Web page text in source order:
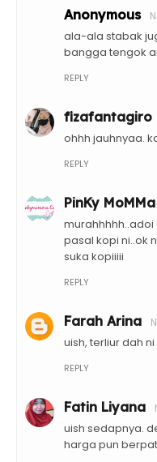
Anonymous
ala-ala stabak
bangga tengok
REPLY
fizafantagiro
ohhh jauhnyaa.
REPLY
PinKy MoMMa
murahhhhh..adoi
pasal kopi ni..ok
suka kopiiiii
REPLY
Farah Arina
uish, terliur dah ni
REPLY
Fatin Liyana
uish sedapnya.
harga pun